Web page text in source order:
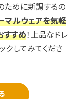
ために新調するの
マルウェアを気軽
すすめ！上品なドレ
クしてみてくださ